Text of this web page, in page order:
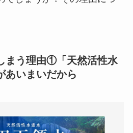
いって本当？
判は実際どう？
まう理由①「天然活性水
あいまいだから